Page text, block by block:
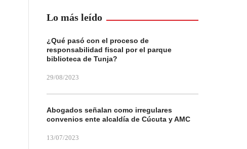
Lo más leído
¿Qué pasó con el proceso de
responsabilidad fiscal por el parque
biblioteca de Tunja?
29/08/2023
Abogados señalan como irregulares
convenios ente alcaldía de Cúcuta y AMC
13/07/2023